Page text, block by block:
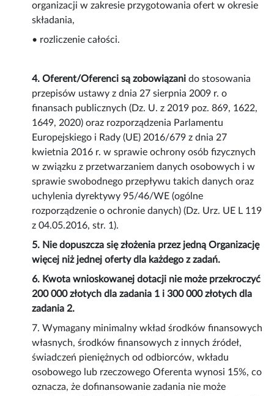
organizacji w zakresie przygotowania ofert w okresie
składania,
• rozliczenie całości.
4. Oferent/Oferenci są zobowiązani do stosowania
przepisów ustawy z dnia 27 sierpnia 2009 r. o
finansach publicznych (Dz. U. z 2019 poz. 869, 1622,
1649, 2020) oraz rozporządzenia Parlamentu
Europejskiego i Rady (UE) 2016/679 z dnia 27
kwietnia 2016 r. w sprawie ochrony osób fizycznych
w związku z przetwarzaniem danych osobowych i w
sprawie swobodnego przepływu takich danych oraz
uchylenia dyrektywy 95/46/WE (ogólne
rozporządzenie o ochronie danych) (Dz. Urz. UE L 119
z 04.05.2016, str. 1).
5. Nie dopuszcza się złożenia przez jedną Organizację
więcej niż jednej oferty dla każdego z zadań.
6. Kwota wnioskowanej dotacji nie może przekroczyć
200 000 złotych dla zadania 1 i 300 000 złotych dla
zadania 2.
7. Wymagany minimalny wkład środków finansowych
własnych, środków finansowych z innych źródeł,
świadczeń pieniężnych od odbiorców, wkładu
osobowego lub rzeczowego Oferenta wynosi 15%, co
oznacza, że dofinansowanie zadania nie może